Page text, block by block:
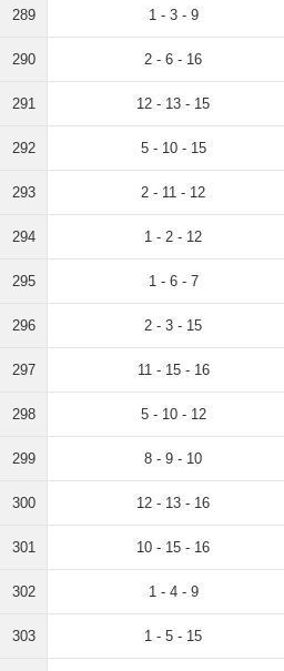
289 1 - 3 - 9
290 2 - 6 - 16
291 12 - 13 - 15
292 5 - 10 - 15
293 2 - 11 - 12
294 1 - 2 - 12
295 1 - 6 - 7
296 2 - 3 - 15
297 11 - 15 - 16
298 5 - 10 - 12
299 8 - 9 - 10
300 12 - 13 - 16
301 10 - 15 - 16
302 1 - 4 - 9
303 1 - 5 - 15